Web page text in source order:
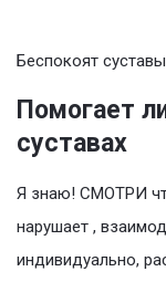
Беспокоят
Помогает
суставах
Я знаю! СМОТРИ
нарушает ,
индивидуально,